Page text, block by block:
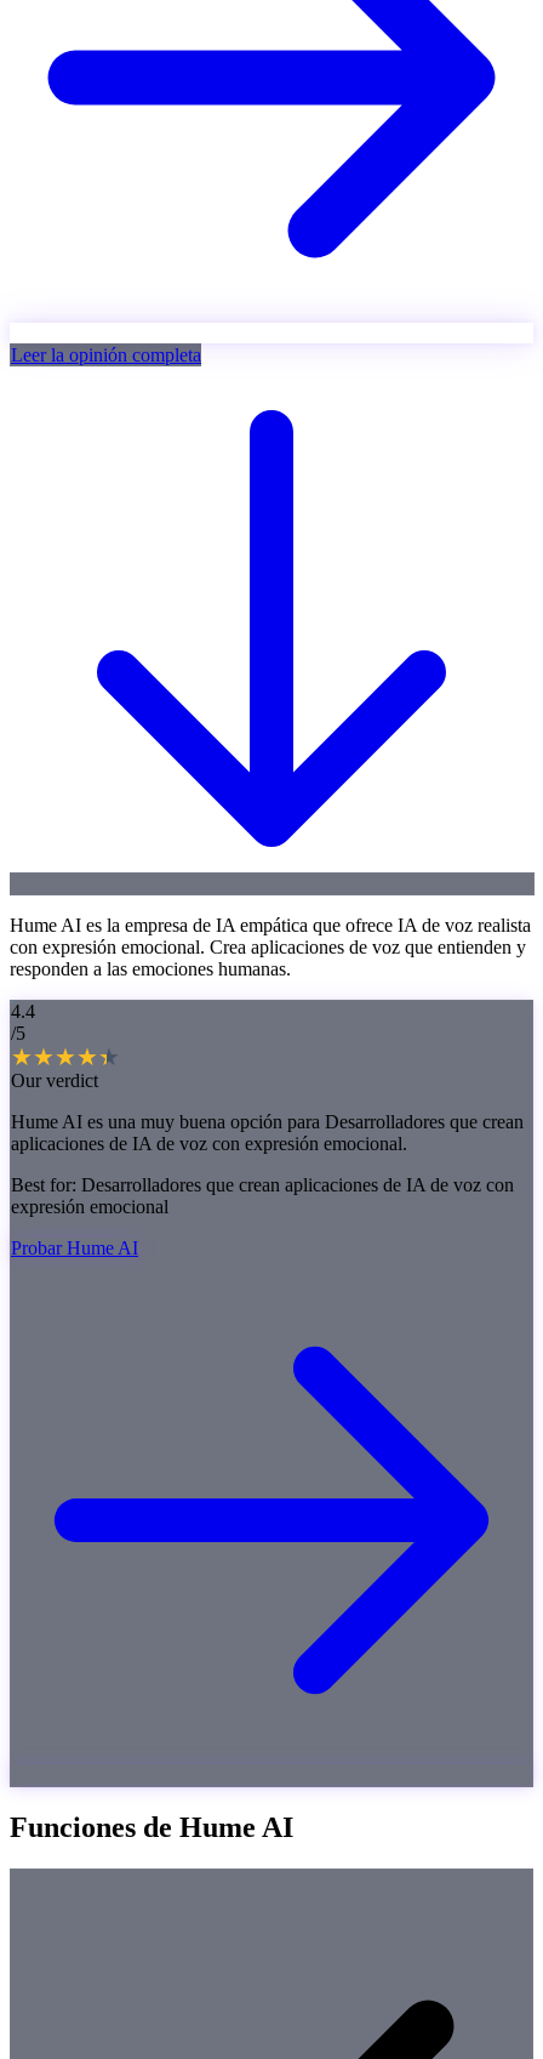
Leer la opinión completa
Hume AI es la empresa de IA empática que ofrece IA de voz realista
con expresión emocional. Crea aplicaciones de voz que entienden y
responden a las emociones humanas.
4.4
/5
Our verdict
Hume AI es una muy buena opción para Desarrolladores que crean
aplicaciones de IA de voz con expresión emocional.
Best for: Desarrolladores que crean aplicaciones de IA de voz con
expresión emocional
Probar Hume AI
Funciones de Hume AI